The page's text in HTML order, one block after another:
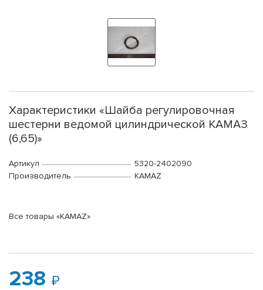
Характеристики «Шайба регулировочная
шестерни ведомой цилиндрической КАМАЗ
(6,65)»
Артикул
5320-2402090
Производитель
KAMAZ
Все товары «KAMAZ»
238